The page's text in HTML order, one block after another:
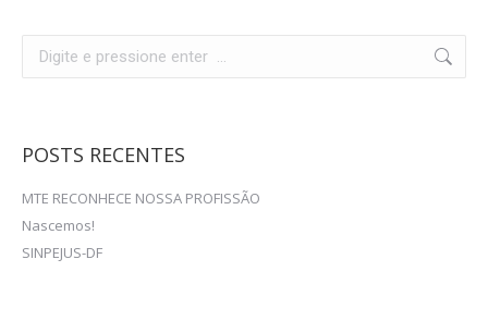
POSTS RECENTES
MTE RECONHECE NOSSA PROFISSÃO
Nascemos!
SINPEJUS-DF